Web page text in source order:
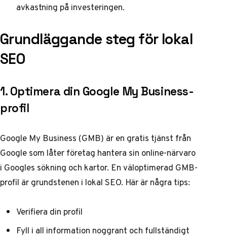
avkastning på investeringen.
Grundläggande steg för lokal
SEO
1. Optimera din Google My Business-
profil
Google My Business (GMB) är en gratis tjänst från
Google som låter företag hantera sin online-närvaro
i Googles sökning och kartor. En väloptimerad GMB-
profil är grundstenen i lokal SEO. Här är några tips:
Verifiera din profil
Fyll i all information noggrant och fullständigt